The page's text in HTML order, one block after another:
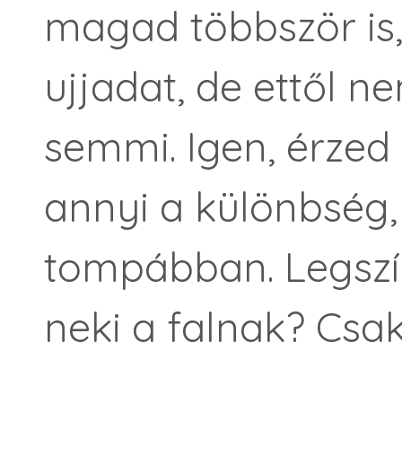
magad többször
ujjadat, de ettől
semmi. Igen,
annyi a
tompábban.
neki a falnak?